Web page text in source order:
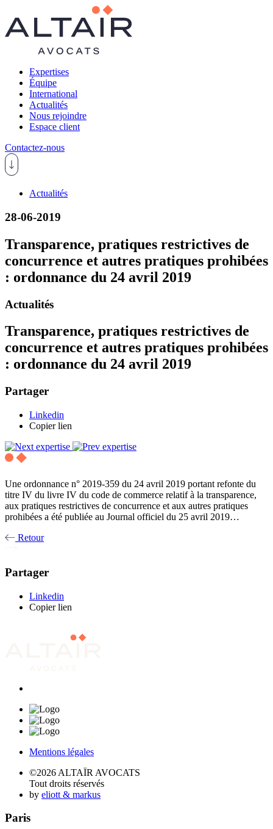
Expertises
Équipe
International
Actualités
Nous rejoindre
Espace client
Contactez-nous
Actualités
28-06-2019
Transparence, pratiques restrictives de
concurrence et autres pratiques prohibées
: ordonnance du 24 avril 2019
Actualités
Transparence, pratiques restrictives de
concurrence et autres pratiques prohibées
: ordonnance du 24 avril 2019
Partager
Linkedin
Copier lien
Une ordonnance n° 2019-359 du 24 avril 2019 portant refonte du
titre IV du livre IV du code de commerce relatif à la transparence,
aux pratiques restrictives de concurrence et aux autres pratiques
prohibées a été publiée au Journal officiel du 25 avril 2019…
Retour
Partager
Linkedin
Copier lien
Mentions légales
©2026 ALTAÏR AVOCATS
Tout droits réservés
by eliott & markus
Paris